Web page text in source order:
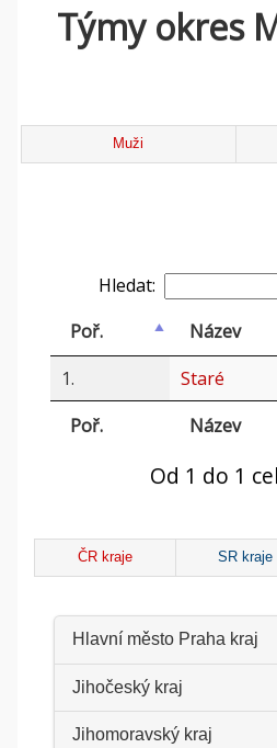
Týmy okres
Muži
Hledat:
Poř.
Název
1.
Staré
Poř.
Název
Od 1 do 1
ČR kraje SR kraje
Hlavní město Praha kraj
Jihočeský kraj
Jihomoravský kraj